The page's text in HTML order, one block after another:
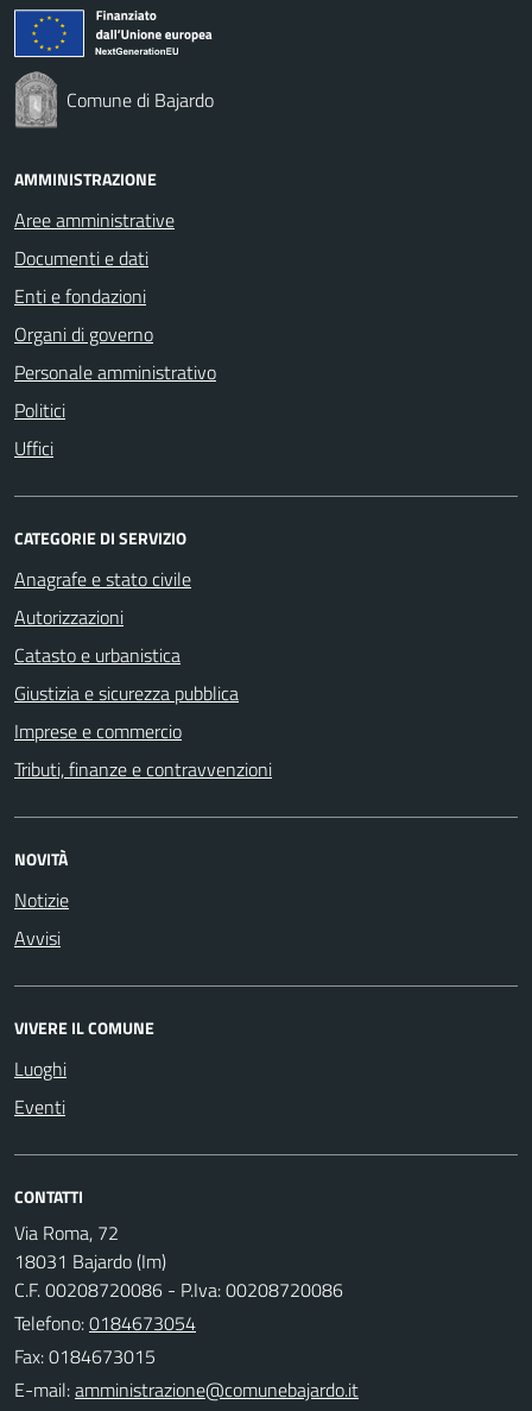
Comune di Bajardo
AMMINISTRAZIONE
Aree amministrative
Documenti e dati
Enti e fondazioni
Organi di governo
Personale amministrativo
Politici
Uffici
CATEGORIE DI SERVIZIO
Anagrafe e stato civile
Autorizzazioni
Catasto e urbanistica
Giustizia e sicurezza pubblica
Imprese e commercio
Tributi, finanze e contravvenzioni
NOVITÀ
Notizie
Avvisi
VIVERE IL COMUNE
Luoghi
Eventi
CONTATTI
Via Roma, 72
18031 Bajardo (Im)
C.F. 00208720086 - P.Iva: 00208720086
Telefono:0184673054
Fax: 0184673015
E-mail: